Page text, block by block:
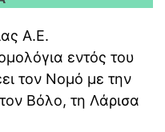
Α.Ε.
εντός του
τον Νομό με την
Βόλο, τη Λάρισα